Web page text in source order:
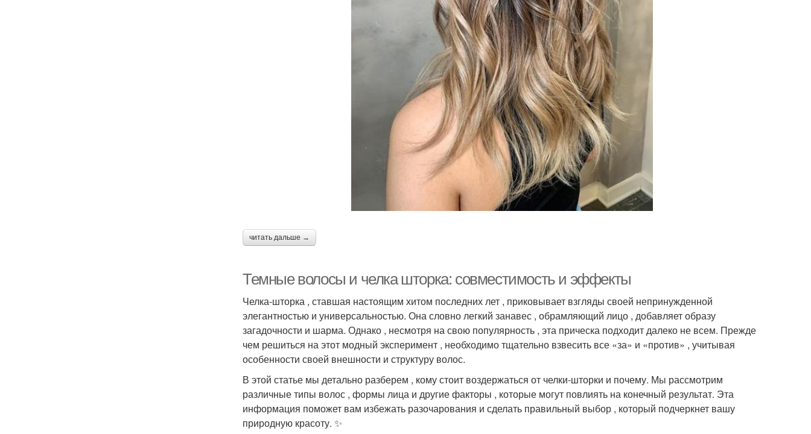
Актуальные челки Челка для тонких волос
Каре с модной челкой
Стрижки на вьющиеся
волосы
Мелирование на
короткие волосы
Короткие волосы
Мелирования для
темных волос
Волосы в домашних
условиях
Волосы без челки
волосы
Тонкие волосы
Стрижка для средних
волос
Челка на средние
Каре на средние
волосы
Мелирование на черные
Челка на короткие
волосы
Мелирования на
читать дальше →
Темные волосы и челка шторка: совместимость и эффекты
Челка-шторка , ставшая настоящим хитом последних лет , приковывает взгляды своей непринужденной
элегантностью и универсальностью. Она словно легкий занавес , обрамляющий лицо , добавляет образу
загадочности и шарма. Однако , несмотря на свою популярность , эта прическа подходит далеко не всем. Прежде
чем решиться на этот модный эксперимент , необходимо тщательно взвесить все «за» и «против» , учитывая
особенности своей внешности и структуру волос.
В этой статье мы детально разберем , кому стоит воздержаться от челки-шторки и почему. Мы рассмотрим
различные типы волос , формы лица и другие факторы , которые могут повлиять на конечный результат. Эта
информация поможет вам избежать разочарования и сделать правильный выбор , который подчеркнет вашу
природную красоту. ✨